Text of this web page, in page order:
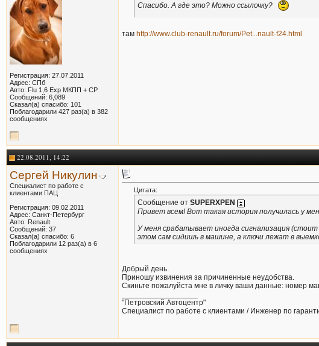
Регистрация: 27.07.2011
Адрес: СПб
Авто: Flu 1,6 Exp МКПП + СР
Сообщений: 6,089
Сказал(а) спасибо: 101
Поблагодарили 427 раз(а) в 382
сообщениях
Спасибо. А где это? Можно ссылочку?
там http://www.club-renault.ru/forum/Pet...nault-f24.html
22.08.2011, 14:22
Сергей Никулин
Специалист по работе с
клиентами ПАЦ
Регистрация: 09.02.2011
Адрес: Санкт-Петербург
Авто: Renault
Сообщений: 37
Сказал(а) спасибо: 6
Поблагодарили 12 раз(а) в 6
сообщениях
Цитата:
Сообщение от SUPERXPEN
Привет всем! Вот такая история получилась у
У меня срабатывает иногда сигнализация
этом сам сидишь в машине, а ключи лежат в
Добрый день.
Приношу извинения за причиненные неудобства.
Скиньте пожалуйста мне в личку ваши данные: номер
"Петровский Автоцентр"
Специалист по работе с клиентами / Инженер по